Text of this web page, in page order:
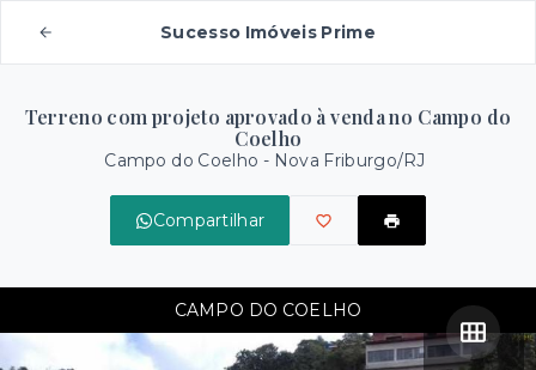
Sucesso Imóveis Prime
Terreno com projeto aprovado à venda no Campo do
Coelho
Campo do Coelho - Nova Friburgo/RJ
Compartilhar
CAMPO DO COELHO